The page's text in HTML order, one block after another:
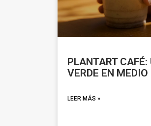
PLANTART CAFÉ:
VERDE EN
LEER MÁS »